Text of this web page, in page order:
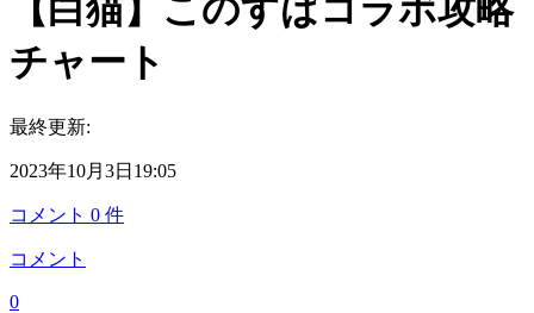
【白猫】このすばコラボ攻略
チャート
最終更新:
2023年10月3日19:05
コメント 0 件
コメント
0